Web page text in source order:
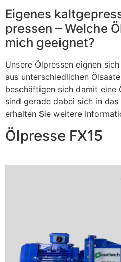
Eigenes
pressen – Welche
mich geeignet?
Unsere Ölpressen eignen
aus unterschiedlichen
beschäftigen sich damit eine
sind gerade dabei sich in
erhalten Sie weitere
Ölpresse FX15